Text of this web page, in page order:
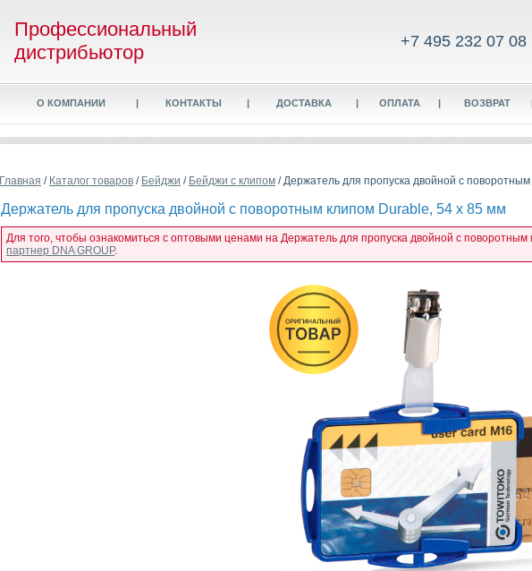
Профессиональный
дистрибьютор
+7 495 232 07 08
О КОМПАНИИ | КОНТАКТЫ | ДОСТАВКА | ОПЛАТА | ВОЗВРАТ
Главная / Каталог товаров / Бейджи / Бейджи с клипом / Держатель для пропуска двойной с
Держатель для пропуска двойной с поворотным клипом Durable, 54 x 85 мм
Для того, чтобы ознакомиться с оптовыми ценами на Держатель для пропуска двойной с
партнер DNA GROUP.